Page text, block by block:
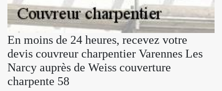
En moins de 24 heures, recevez votre
devis couvreur charpentier Varennes Les
Narcy auprès de Weiss couverture
charpente 58